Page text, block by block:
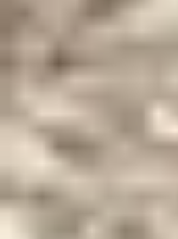
Top Soldes
Astuces d'Achat
Top Soldes